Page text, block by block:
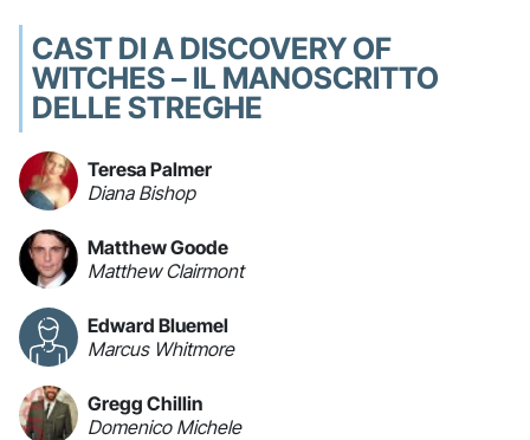
CAST DI A DISCOVERY OF
WITCHES – IL MANOSCRITTO
DELLE STREGHE
Teresa Palmer
Diana Bishop
Matthew Goode
Matthew Clairmont
Edward Bluemel
Marcus Whitmore
Gregg Chillin
Domenico Michele